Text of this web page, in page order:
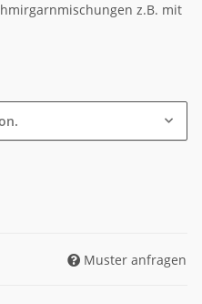
z.B. mit
Muster anfragen